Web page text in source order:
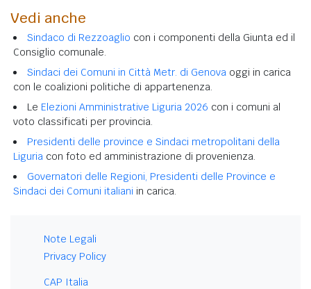
Vedi anche
Sindaco di Rezzoaglio con i componenti della Giunta ed il
Consiglio comunale.
Sindaci dei Comuni in Città Metr. di Genova oggi in carica
con le coalizioni politiche di appartenenza.
Le Elezioni Amministrative Liguria 2026 con i comuni al
voto classificati per provincia.
Presidenti delle province e Sindaci metropolitani della
Liguria con foto ed amministrazione di provenienza.
Governatori delle Regioni, Presidenti delle Province e
Sindaci dei Comuni italiani in carica.
Note Legali
Privacy Policy
CAP Italia